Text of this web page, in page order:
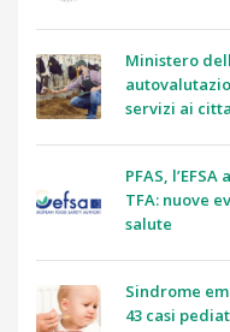
Ministero
servizi ai
PFAS,
TFA: nuove
salute
Sindrome
43 casi